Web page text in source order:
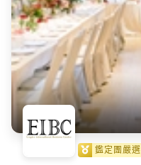
鑑定團嚴選